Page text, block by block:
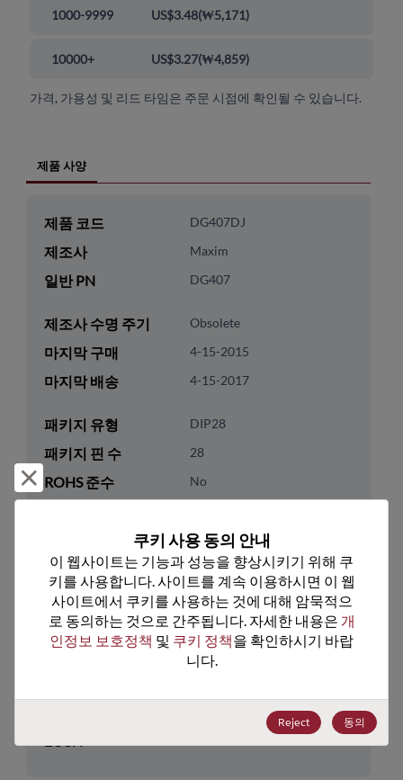
1000-9999 US$3.48(₩5,171)
10000+ US$3.27(₩4,859)
가격, 가용성 및 리드 타임은 주문 시점에 확인될 수 있습니다.
제품 사양
제품 코드 DG407DJ
제조사 Maxim
일반 PN DG407
제조사 수명 주기 Obsolete
마지막 구매 4-15-2015
마지막 배송 4-15-2017
패키지 유형 DIP28
패키지 핀 수 28
ROHS 준수 No
Tube
패키지 수량 0
기술 카테고리 Analog & Mixed Signal
기술 하위 카테고리 Multiplexer & Switch
Multiplexers/Switches
거부 및 닫기
쿠키 사용 동의 안내
이 웹사이트는 기능과 성능을 향상시키기 위해 쿠
키를 사용합니다. 사이트를 계속 이용하시면 이 웹
사이트에서 쿠키를 사용하는 것에 대해 암묵적으
로 동의하는 것으로 간주됩니다. 자세한 내용은 개
인정보 보호정책 및 쿠키 정책을 확인하시기 바랍
니다.
Reject 동의